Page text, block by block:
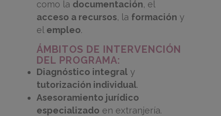
como la documentación, el
acceso a recursos, la formación y
el empleo.
ÁMBITOS DE INTERVENCIÓN
DEL PROGRAMA:
Diagnóstico integral y
tutorización individual.
Asesoramiento jurídico
especializado en extranjería.